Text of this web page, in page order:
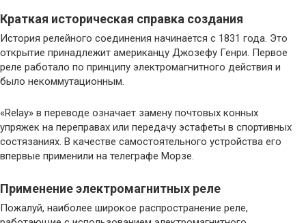
Краткая историческая справка создания
История релейного соединения начинается с 1831 года. Это
открытие принадлежит американцу Джозефу Генри. Первое
реле работало по принципу электромагнитного действия и
было некоммутационным.
«Relay» в переводе означает замену почтовых конных
упряжек на переправах или передачу эстафеты в спортивных
состязаниях. В качестве самостоятельного устройства его
впервые применили на телеграфе Морзе.
Применение электромагнитных реле
Пожалуй, наиболее широкое распространение реле,